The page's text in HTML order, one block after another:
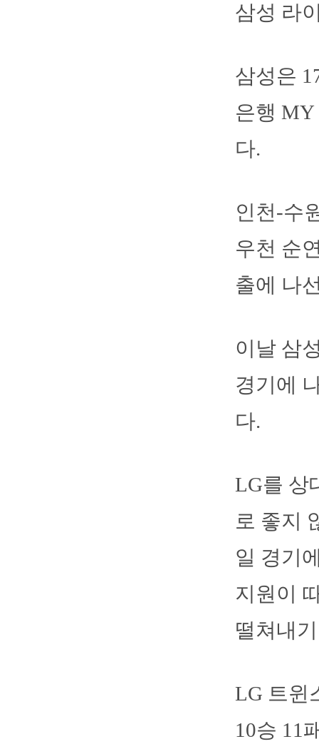
삼성 라
삼성은
은행 MY
다.
인천-수
우천 순
출에 나
이날 삼
경기에
다.
LG를 상
로 좋지
일 경기
지원이
떨쳐내
LG 트윈
10승 11